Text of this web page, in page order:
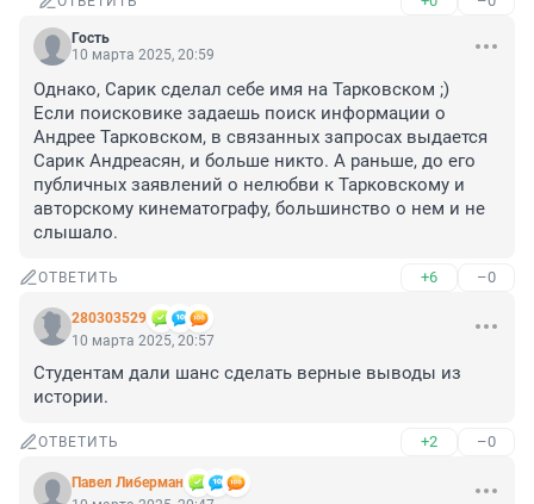
Гость
10 марта 2025, 20:59
Однако, Сарик сделал себе имя на Тарковском ;)
Если поисковике задаешь поиск информации о
Андрее Тарковском, в связанных запросах выдается
Сарик Андреасян, и больше никто. А раньше, до его
публичных заявлений о нелюбви к Тарковскому и
авторскому кинематографу, большинство о нем и не
слышало.
ОТВЕТИТЬ +6 –0
280303529
10 марта 2025, 20:57
Студентам дали шанс сделать верные выводы из
истории.
ОТВЕТИТЬ +2 –0
Павел Либерман